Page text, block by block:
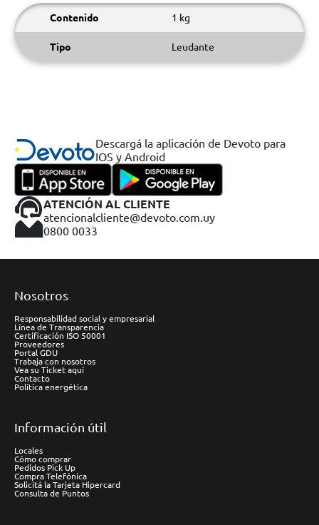
Contenido 1 kg
Tipo Leudante
Descargá la aplicación de Devoto para
IOS y Android
ATENCIÓN AL CLIENTE
atencionalcliente@devoto.com.uy
0800 0033
Nosotros
Responsabilidad social y empresarial
Línea de Transparencia
Certificación ISO 50001
Proveedores
Portal GDU
Trabaja con nosotros
Vea su Ticket aquí
Contacto
Política energética
Información útil
Locales
Cómo comprar
Pedidos Pick Up
Compra Telefónica
Solicitá la Tarjeta Hipercard
Consulta de Puntos